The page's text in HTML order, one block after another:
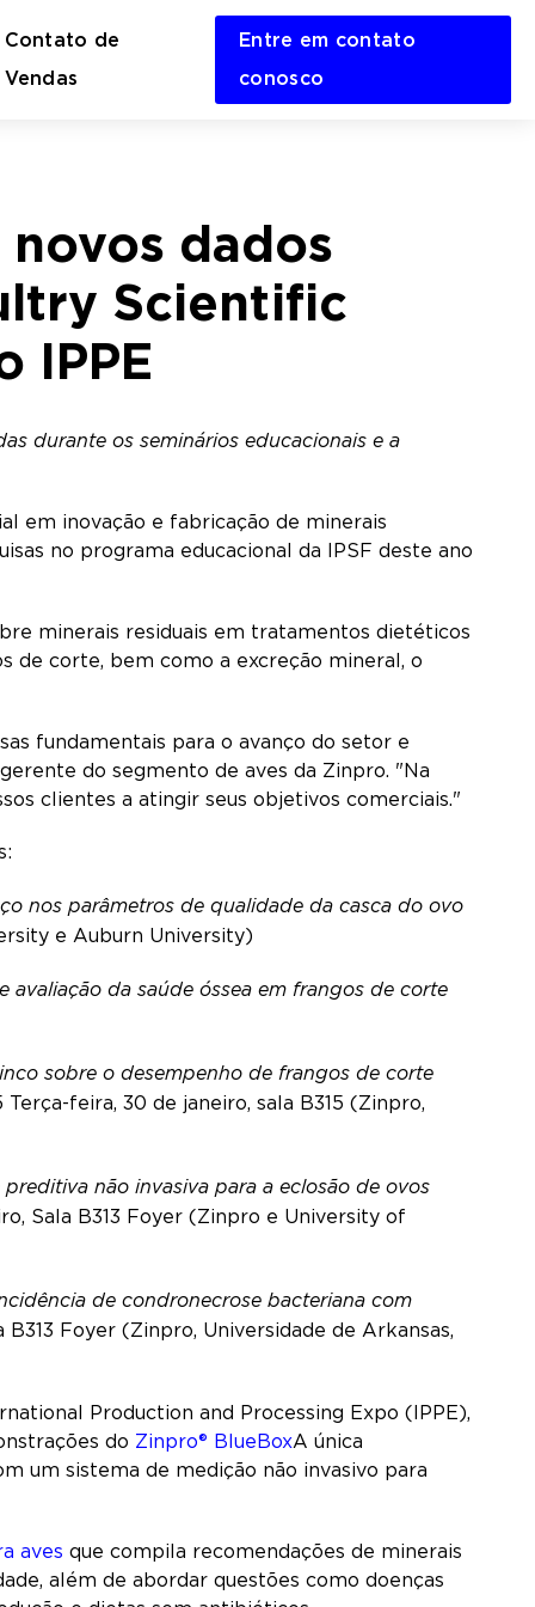
Contato de
Vendas
Entre em contato
conosco
dados
Scientific
IPPE
durante os seminários educacionais e a
em inovação e fabricação de minerais
no programa educacional da IPSF deste ano
minerais residuais em tratamentos dietéticos
de corte, bem como a excreção mineral, o
fundamentais para o avanço do setor e
do segmento de aves da Zinpro. "Na
clientes a atingir seus objetivos comerciais."
nos parâmetros de qualidade da casca do ovo
e Auburn University)
da saúde óssea em frangos de corte
sobre o desempenho de frangos de corte
Terça-feira, 30 de janeiro, sala B315 (Zinpro,
não invasiva para a eclosão de ovos
Sala B313 Foyer (Zinpro e University of
de condronecrose bacteriana com
Foyer (Zinpro, Universidade de Arkansas,
Production and Processing Expo (IPPE),
do Zinpro® BlueBoxA única
um sistema de medição não invasivo para
aves que compila recomendações de minerais
além de abordar questões como doenças